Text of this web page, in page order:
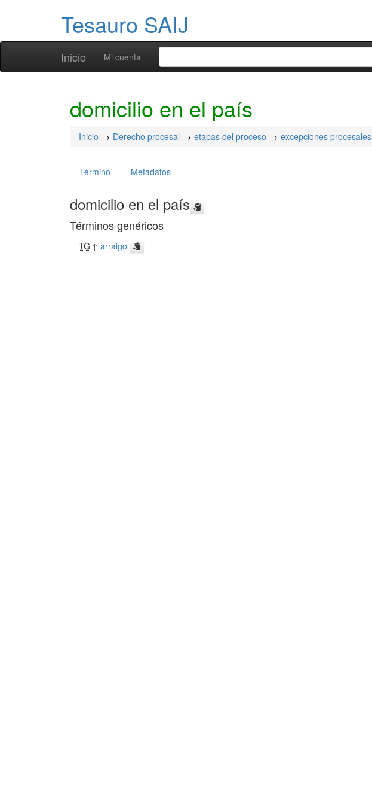
Tesauro SAIJ
Inicio Mi cuenta
domicilio en el país
Inicio Derecho procesal etapas del proceso excepciones procesales
Término Metadatos
domicilio en el país
Términos genéricos
TG ↑arraigo